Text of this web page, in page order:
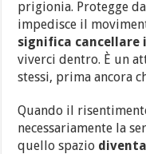
prigionia. Protegge
impedisce il
significa cancellare
viverci dentro. È un
stessi, prima ancora
Quando il
necessariamente la
quello spazio